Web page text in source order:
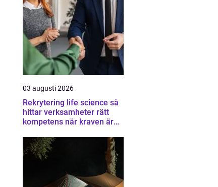
03 augusti 2026
Rekrytering life science så
hittar verksamheter rätt
kompetens när kraven är